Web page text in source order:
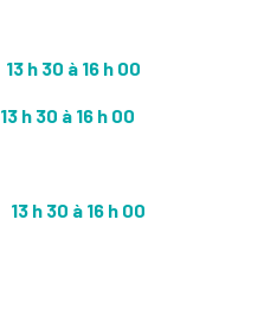
13 h 30 à 16 h 00
13 h 30 à 16 h 00
13 h 30 à 16 h 00